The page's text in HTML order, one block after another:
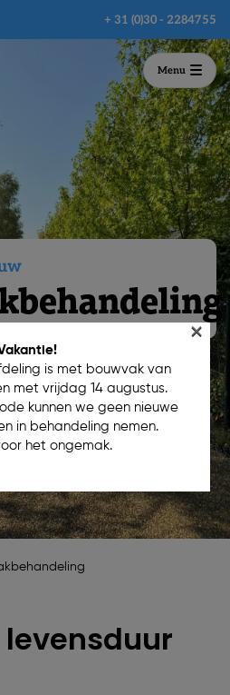
+ 31 (0)30 - 2284755
Menu
is met bouwvak van
met vrijdag 14 augustus.
kunnen we geen nieuwe
in behandeling nemen.
het ongemak.
×